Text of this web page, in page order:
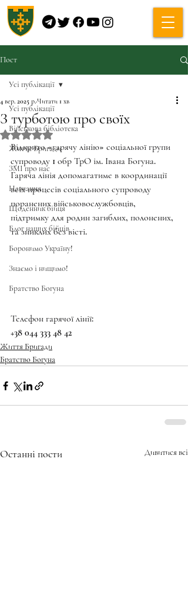
Пост
Усі публікації
Військова бібліотека
Життя Бригади
ЗМІ про нас
Навчання
Щоденник бійця
Блог наших бійців
Боронимо Україну!
Знаємо і нищимо!
Братство Богуна
Усі публікації
З турботою про своїх
4 вер. 2025 р.Читати 1 хв
Оцінка: NaN з 5 зірок.
Відкрито «гарячу лінію» соціальної групи
супроводу 1 обр ТрО ім. Івана Богуна.
Гаряча лінія допомагатиме в координації
всіх процесів соціального супроводу
поранених військовослужбовців,
підтримку для родин загиблих, полонених,
та зниклих без вісті.
Телефон гарячої лінії:
+38 044 333 48 42
Життя Бригади
Братство Богуна
Останні пости Дивитися всі